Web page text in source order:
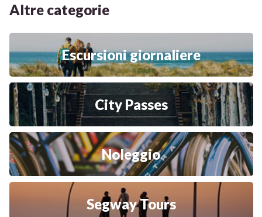
Altre categorie
Escursioni giornaliere
City Passes
Noleggio
Segway Tours